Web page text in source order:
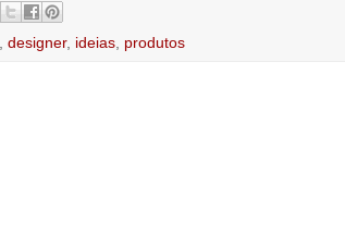
designer, ideias produtos